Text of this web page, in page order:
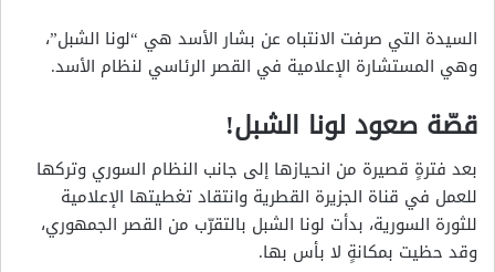
السيدة التي صرفت الانتباه عن بشار الأسد هي “لونا الشبل”،
وهي المستشارة الإعلامية في القصر الرئاسي لنظام الأسد.
قصّة صعود لونا الشبل!
بعد فترةٍ قصيرة من انحيازها إلى جانب النظام السوري وتركها
للعمل في قناة الجزيرة القطرية وانتقاد تغطيتها الإعلامية
للثورة السورية، بدأت لونا الشبل بالتقرّب من القصر الجمهوري،
وقد حظيت بمكانةٍ لا بأس بها.